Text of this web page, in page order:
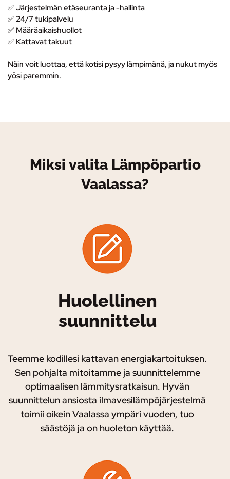
✅ Järjestelmän etäseuranta ja -hallinta
✅24/7 tukipalvelu
✅ Määräaikaishuollot
✅ Kattavat takuut
Näin voit luottaa, että kotisi pysyy lämpimänä, ja nukut myös
yösi paremmin.
Miksi valita Lämpöpartio
Vaalassa?
Huolellinen
suunnittelu
Teemme kodillesi kattavan energiakartoituksen.
Sen pohjalta mitoitamme ja suunnittelemme
optimaalisen lämmitysratkaisun. Hyvän
suunnittelun ansiosta ilmavesilämpöjärjestelmä
toimii oikein Vaalassa ympäri vuoden, tuo
säästöjä ja on huoleton käyttää.